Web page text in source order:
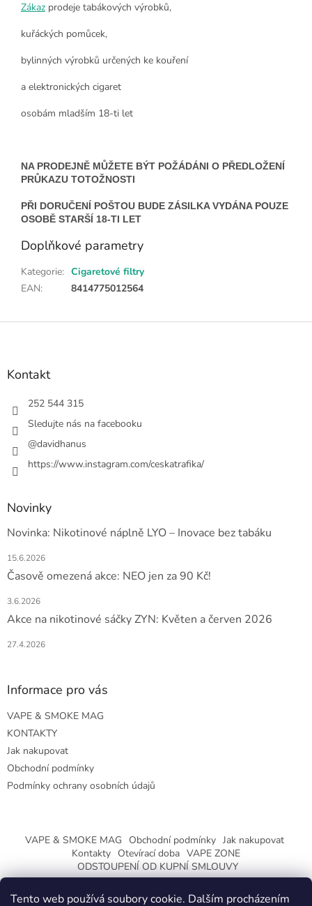
Tento web používá soubory cookie. Dalším procházením
Zákaz prodeje tabákových výrobků,
kuřáckých pomůcek,
bylinných výrobků určených ke kouření
a elektronických cigaret
osobám mladším 18-ti let
NA PRODEJNĚ MŮŽETE BÝT POŽÁDÁNI O PŘEDLOŽENÍ
PRŮKAZU TOTOŽNOSTI
PŘI DORUČENÍ POŠTOU BUDE ZÁSILKA VYDÁNA POUZE
OSOBĚ STARŠÍ 18-TI LET
Doplňkové parametry
Kategorie: Cigaretové filtry
EAN: 8414775012564
Z
Kontakt
252 544 315
Sledujte nás na facebooku
@davidhanus
https://www.instagram.com/ceskatrafika/
Novinky
Novinka: Nikotinové náplně LYO – Inovace bez tabáku
15.6.2026
Časově omezená akce: NEO jen za 90 Kč!
3.6.2026
Akce na nikotinové sáčky ZYN: Květen a červen 2026
27.4.2026
Informace pro vás
VAPE & SMOKE MAG
KONTAKTY
Jak nakupovat
Obchodní podmínky
Podmínky ochrany osobních údajů
VAPE & SMOKE MAG Obchodní podmínky Jak nakupovat
Kontakty Otevírací doba VAPE ZONE
ODSTOUPENÍ OD KUPNÍ SMLOUVY